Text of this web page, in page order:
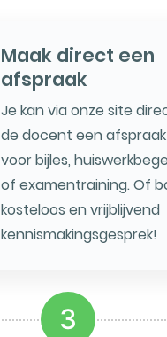
Maak direct een
afspraak
Je kan via onze site
de docent een
voor bijles,
of examentraining. Of
kosteloos en vrijblijvend
kennismakingsgesprek!
3